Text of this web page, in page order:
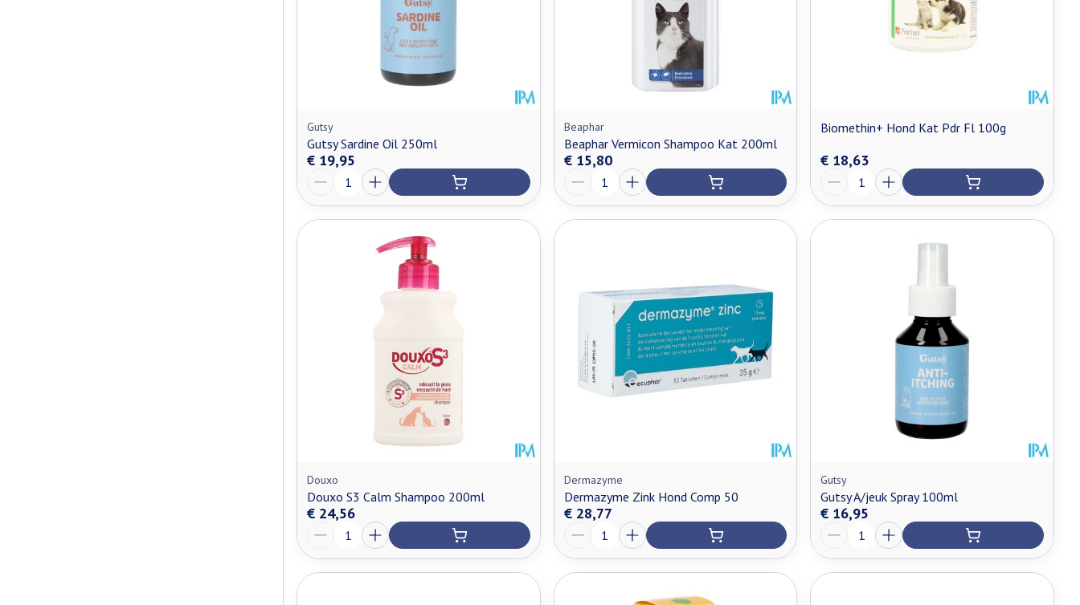
Gutsy
Gutsy Sardine Oil 250ml
€ 19,95
Beaphar
Beaphar Vermicon Shampoo Kat 200ml
€ 15,80
Aantal
Biomethin+ Hond Kat Pdr Fl 100g
€ 18,63
Aantal
Douxo
Douxo S3 Calm Shampoo 200ml
€ 24,56
Dermazyme
Dermazyme Zink Hond Comp 50
€ 28,77
Gutsy
Gutsy A/jeuk Spray 100ml
€ 16,95